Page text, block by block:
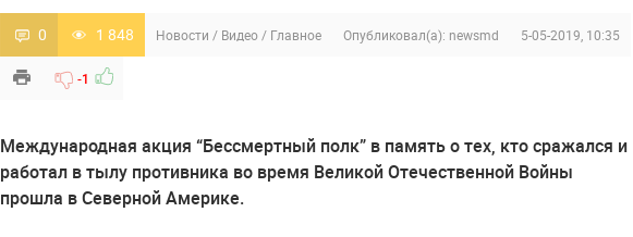
0 1 848 Новости / Видео / Главное Опубликовал(а): newsmd 5-05-2019, 10:35
-1
Международная акция “Бессмертный полк” в память о тех, кто сражался и
работал в тылу противника во время Великой Отечественной Войны
прошла в Северной Америке.